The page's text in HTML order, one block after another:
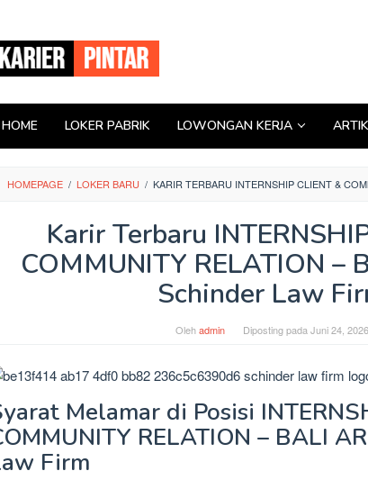
HOME LOKER PABRIK LOWONGAN KERJA
HOMEPAGE / LOKER BARU / KARIR TERBARU INTERNSHIP CLIENT &
Karir Terbaru
COMMUNITY RELATION –
Schinder Law
Olehadmin Diposting pada Juni 24, 2026
Melamar di Posisi
RELATION – BALI
Firm